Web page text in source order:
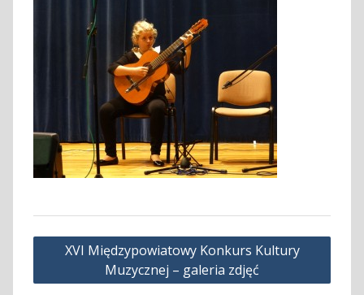
Nawigacja
XVI Międzypowiatowy Konkurs Kultury
Muzycznej – galeria zdjęć